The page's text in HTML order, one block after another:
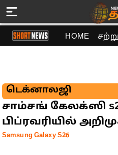
HOME
டெக்னாலஜி
சாம்சங் கேலக்ஸி
பிப்ரவரியில்
Samsung Galaxy S26